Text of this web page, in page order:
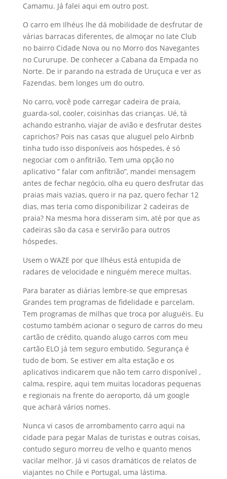
Camamu. Já falei aqui em outro post.
O carro em Ilhéus lhe dá mobilidade de desfrutar de
várias barracas diferentes, de almoçar no Iate Club
no bairro Cidade Nova ou no Morro dos Navegantes
no Cururupe. De conhecer a Cabana da Empada no
Norte. De ir parando na estrada de Uruçuca e ver as
Fazendas. bem longes um do outro.
No carro, você pode carregar cadeira de praia,
guarda-sol, cooler, coisinhas das crianças. Ué, tá
achando estranho, viajar de avião e desfrutar destes
caprichos? Pois nas casas que aluguel pelo Airbnb
tinha tudo isso disponíveis aos hóspedes, é só
negociar com o anfitrião. Tem uma opção no
aplicativo ” falar com anfitrião”, mandei mensagem
antes de fechar negócio, olha eu quero desfrutar das
praias mais vazias, quero ir na paz, quero fechar 12
dias, mas teria como disponibilizar 2 cadeiras de
praia? Na mesma hora disseram sim, até por que as
cadeiras são da casa e servirão para outros
hóspedes.
Usem o WAZE por que Ilhéus está entupida de
radares de velocidade e ninguém merece multas.
Para barater as diárias lembre-se que empresas
Grandes tem programas de fidelidade e parcelam.
Tem programas de milhas que troca por aluguéis. Eu
costumo também acionar o seguro de carros do meu
cartão de crédito, quando alugo carros com meu
cartão ELO já tem seguro embutido. Segurança é
tudo de bom. Se estiver em alta estação e os
aplicativos indicarem que não tem carro disponível ,
calma, respire, aqui tem muitas locadoras pequenas
e regionais na frente do aeroporto, dá um google
que achará vários nomes.
Nunca vi casos de arrombamento carro aqui na
cidade para pegar Malas de turistas e outras coisas,
contudo seguro morreu de velho e quanto menos
vacilar melhor. Já vi casos dramáticos de relatos de
viajantes no Chile e Portugal, uma lástima.